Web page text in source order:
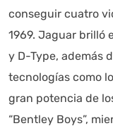
conseguir cuatro
1969. Jaguar brilló
y D-Type, además
tecnologías como
gran potencia de
“Bentley Boys”,